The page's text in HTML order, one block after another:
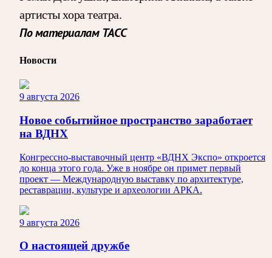
артисты хора театра.
По материалам ТАСС
Новости
9 августа 2026
Новое событийное пространство заработает
на ВДНХ
Конгрессно-выставочный центр «ВДНХ Экспо» откроется
до конца этого года. Уже в ноябре он примет первый
проект — Международную выставку по архитектуре,
реставрации, культуре и археологии АРКА.
9 августа 2026
О настоящей дружбе